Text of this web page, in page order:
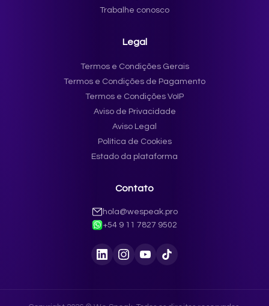
Trabalhe conosco
Legal
Termos e Condições Gerais
Termos e Condições de Pagamento
Termos e Condições VoIP
Aviso de Privacidade
Aviso Legal
Política de Cookies
Estado da plataforma
Contato
hola@wespeak.pro
+54 9 11 7827 9502